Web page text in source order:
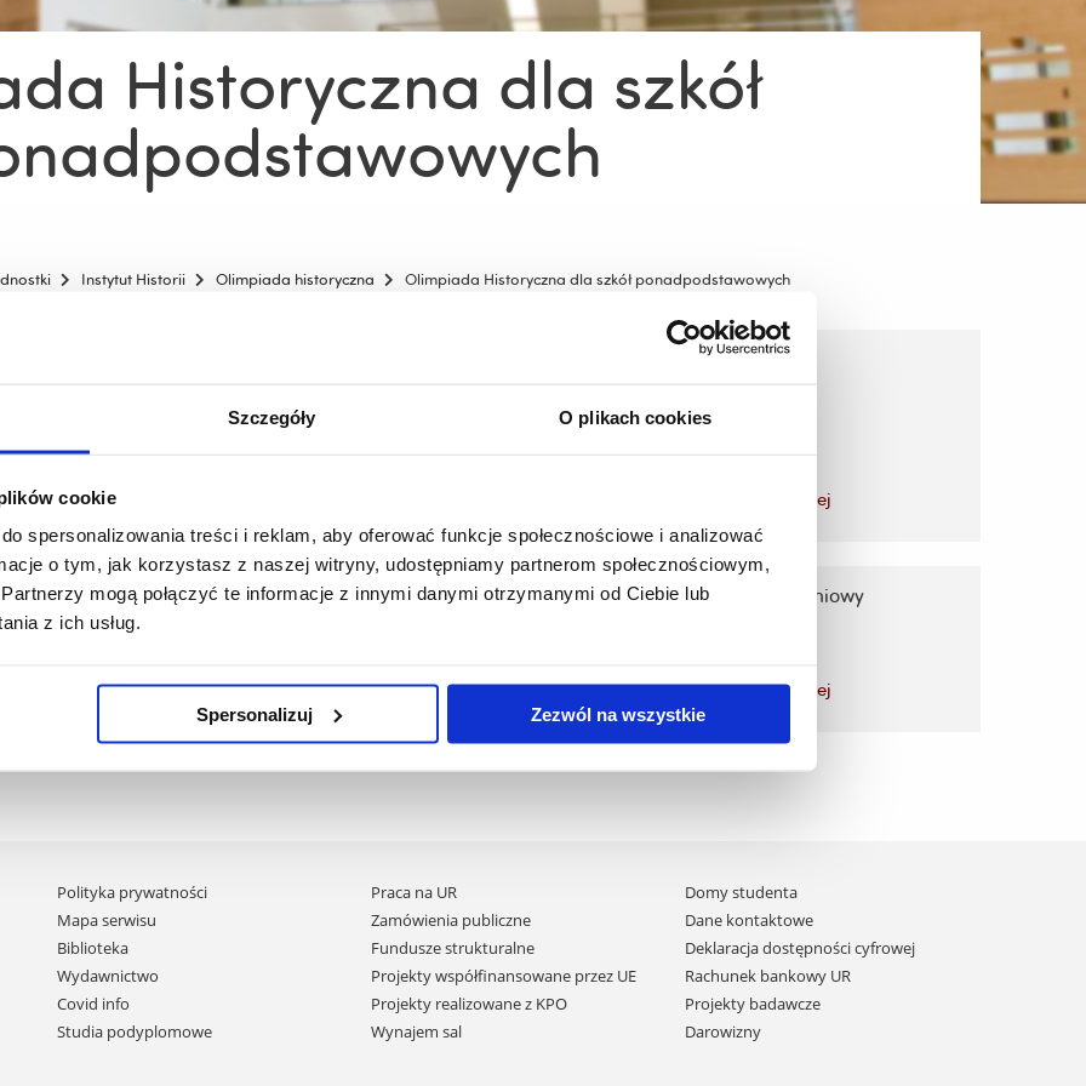
Szczegóły O plikach cookies
cookie
spersonalizowania treści i reklam, aby oferować funkcje społecznościowe i analizować
o tym, jak korzystasz z naszej witryny, udostępniamy partnerom społecznościowym,
mogą połączyć te informacje z innymi danymi otrzymanymi od Ciebie lub
z ich usług.
Spersonalizuj Zezwól na wszystkie
Historyczna dla szkół
Instytut Historii Olimpiada historyczna Olimpiada Historyczna dla szkół ponadpodstawowych
zobacz więcej
Wykaz lektur
zobacz więcej
zobacz więcej
Pliki do pobrania
zobacz więcej
Formularz zgłoszeniowy
zobacz więcej
Pomiń
nawigację
i
przejdź
do
treści
Polityka prywatności
Mapa serwisu
Biblioteka
Wydawnictwo
Covid info
Studia podyplomowe
Praca na UR
Zamówienia publiczne
Fundusze strukturalne
Projekty współfinansowane przez UE
Projekty realizowane z KPO
Wynajem sal
Domy studenta
Dane kontaktowe
Deklaracja dostępności cyfrowej
Rachunek bankowy UR
Projekty badawcze
Darowizny